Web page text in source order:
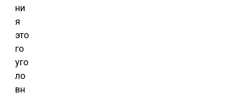
ни
я
это
го
уго
ло
вн